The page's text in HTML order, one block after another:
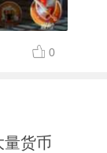
0
货币